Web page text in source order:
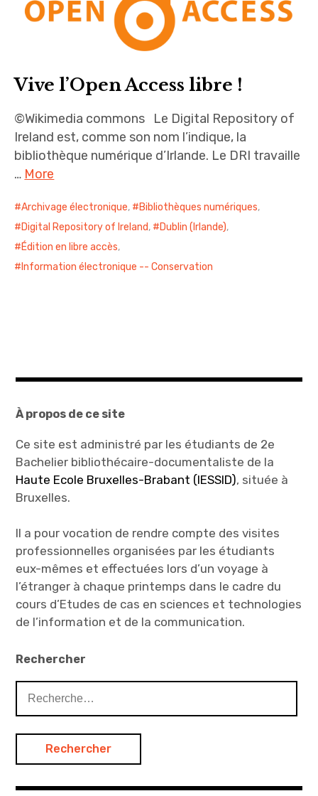
Vive l’Open Access libre !
©Wikimedia commons Le Digital Repository of
Ireland est, comme son nom l’indique, la
bibliothèque numérique d’Irlande. Le DRI travaille
… More
Archivage électronique, Bibliothèques numériques,
Digital Repository of Ireland, Dublin (Irlande),
Édition en libre accès,
Information électronique -- Conservation
À propos de ce site
Ce site est administré par les étudiants de 2e
Bachelier bibliothécaire-documentaliste de la
Haute Ecole Bruxelles-Brabant (IESSID), située à
Bruxelles.
Il a pour vocation de rendre compte des visites
professionnelles organisées par les étudiants
eux-mêmes et effectuées lors d’un voyage à
l’étranger à chaque printemps dans le cadre du
cours d’Etudes de cas en sciences et technologies
de l’information et de la communication.
Rechercher